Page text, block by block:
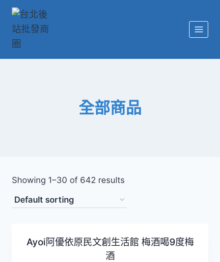
全部商品
Showing 1–30 of 642 results
Ayoi阿優依原民文創生活館 梅酒喝9度梅
酒